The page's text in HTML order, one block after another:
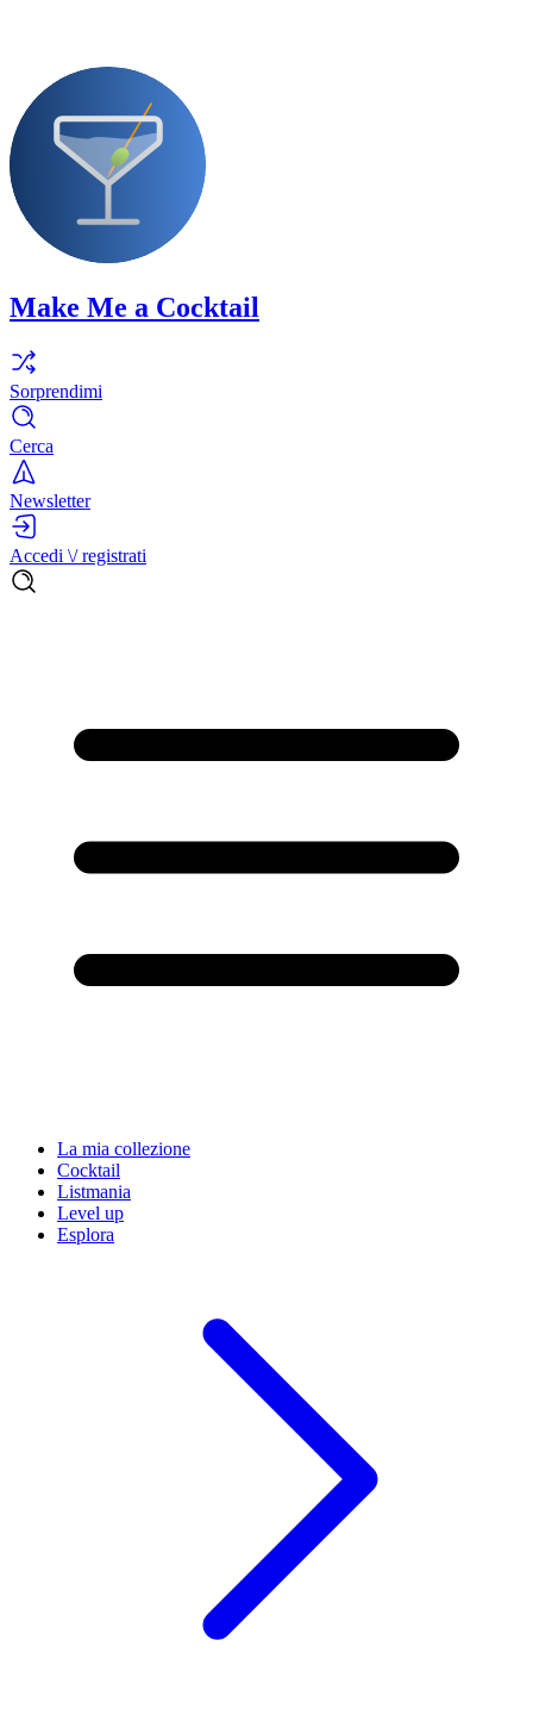
Make Me a Cocktail
Sorprendimi
Cerca
Newsletter
Accedi \/ registrati
La mia collezione
Cocktail
Listmania
Level up
Esplora